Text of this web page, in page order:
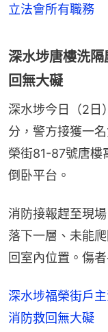
立法會所有職務
深水埗唐樓洗
回無大礙
深水埗今日（2日
分，警方接獲一
榮街81-87號唐樓
倒卧平台。
消防接報趕至現
落下一層、未能
回室內位置。傷
深水埗福榮街戶
消防救回無大礙